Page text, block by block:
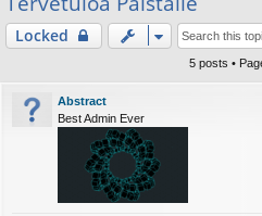
ks s
Locked
5 posts •
Abstract
Best Admin Ever